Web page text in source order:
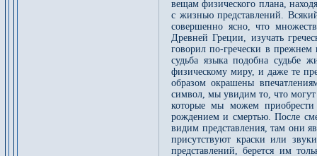
вещам физического плана,
с жизнью представлений.
совершенно ясно, что
Древней Греции, изучать
говорил по-гречески в
судьба языка подобна судьбе
физическому миру, и даже те
образом окрашены
символ, мы увидим то, что могут
которые мы можем
рождением и смертью. После
видим представления, там они
присутствуют краски или
представлений, берется им